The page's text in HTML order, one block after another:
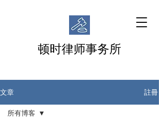
顿时律师事务所
文章 註冊
所有博客